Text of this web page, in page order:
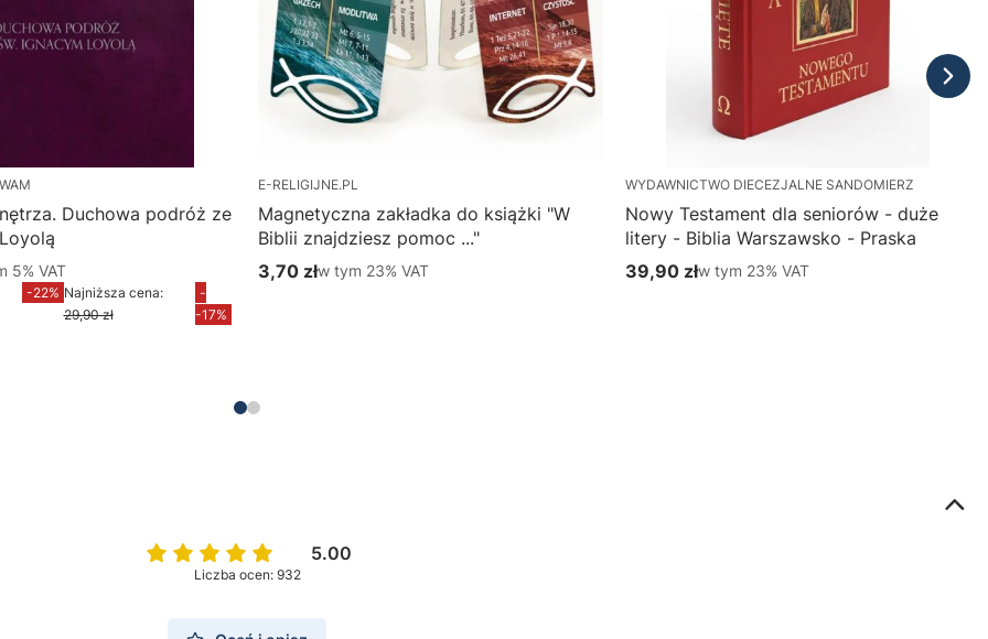
Duchowa podróż ze
brutto
%s VAT
5% VAT
-22% Najniższa cena:
29,90 zł
-
-17%
E-RELIGIJNE.PL
Magnetyczna zakładka do książki "W
Biblii znajdziesz pomoc ..."
Cena brutto
3,70 złw tym %s VAT
w tym 23% VAT
WYDAWNICTWO DIECEZJALNE SANDOMIERZ
Nowy Testament dla seniorów - duże
litery - Biblia Warszawsko - Praska
Cena brutto
39,90 złw tym %s VAT
w tym 23% VAT
5.00
Liczba ocen: 932